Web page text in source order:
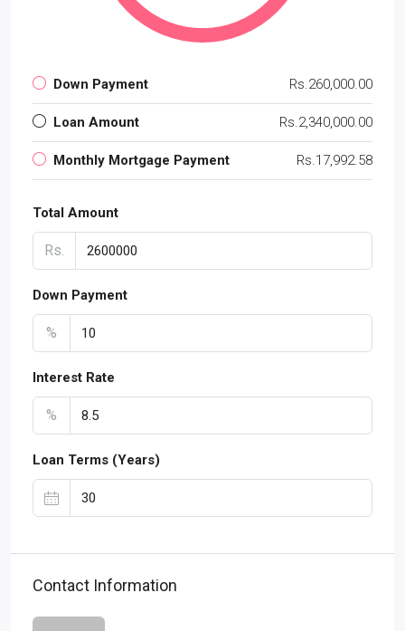
Down Payment Rs.260,000.00
Loan Amount Rs.2,340,000.00
Monthly Mortgage Payment Rs.17,992.58
Total Amount
Rs.
Down Payment
%
Interest Rate
%
Loan Terms (Years)
Contact Information